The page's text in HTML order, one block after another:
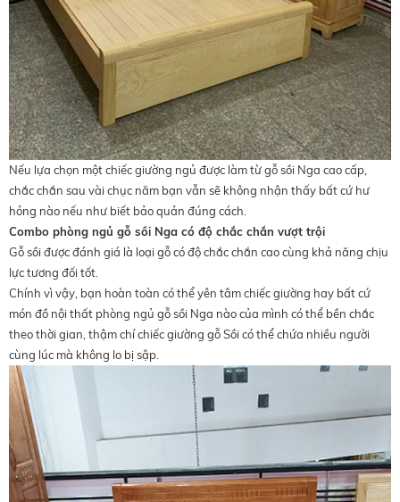
Nếu lựa chọn một chiếc giường ngủ được làm từ gỗ sồi Nga cao cấp,
chắc chắn sau vài chục năm bạn vẫn sẽ không nhận thấy bất cứ hư
hỏng nào nếu như biết bảo quản đúng cách.
Combo phòng ngủ gỗ sồi Nga có độ chắc chắn vượt trội
Gỗ sồi được đánh giá là loại gỗ có độ chắc chắn cao cùng khả năng chịu
lực tương đối tốt.
Chính vì vậy, bạn hoàn toàn có thể yên tâm chiếc giường hay bất cứ
món đồ nội thất phòng ngủ gỗ sồi Nga nào của mình có thể bền chắc
theo thời gian, thậm chí chiếc giường gỗ Sồi có thể chứa nhiều người
cùng lúc mà không lo bị sập.